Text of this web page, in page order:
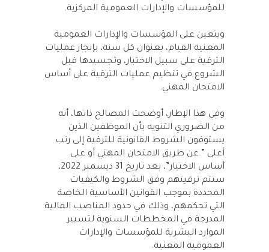
للمؤسسات والإدارات العمومية المركزية.
ويتعين على المؤسسات والإدارات العمومية
المعنية القيام، بعنوان كل سنة، بإنجاز عمليات
الترقية على سبيل الاختبار، وتجسيدها قبل
الشروع في تنظيم عمليات الترقية على أساس
الامتحان المهني.
وفي هذا الإطار، أوضحت المصالح ذاتها، أنه
من الضروري التنويه بأن الموظفين الذين
يستوفون الشروط القانونية للترقية إلى رتب
أعلى ” عن طريق الامتحان المهني أو على
أساس الاختيار”، بعد تاريخ 31 ديسمبر 2022،
ستتم ترقيتهم وفق الشروط والكيفيات
المحددة بموجب القوانين الأساسية الخاصة
التي تحكمهم، وذلك في حدود المناصب المالية
المدرجة في المخططات السنوية لتسيير
الموارد البشرية للمؤسسات والإدارات
العمومية المعنية.